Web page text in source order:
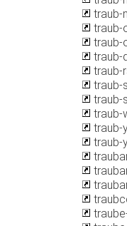
traub-
traub-
traub-
traub-
traub-
traub-
traub-
traub-
traub-
traub-